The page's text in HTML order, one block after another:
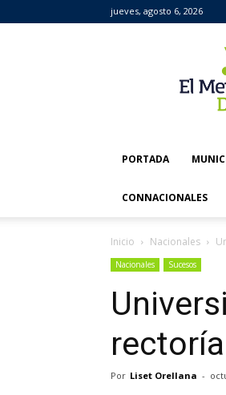
jueves, agosto 6, 2026
Metropolitano
Digital
PORTADA
CONNACIONALES
Inicio Nacionales
Nacionales Sucesos
rectoría
Por Liset Orellana -